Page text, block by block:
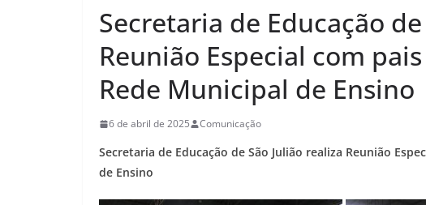
Secretaria de Educação
Reunião Especial com
Rede Municipal de Ensino
6 de abril de 2025 Comunicação
Secretaria de Educação de São Julião realiza Reunião
de Ensino